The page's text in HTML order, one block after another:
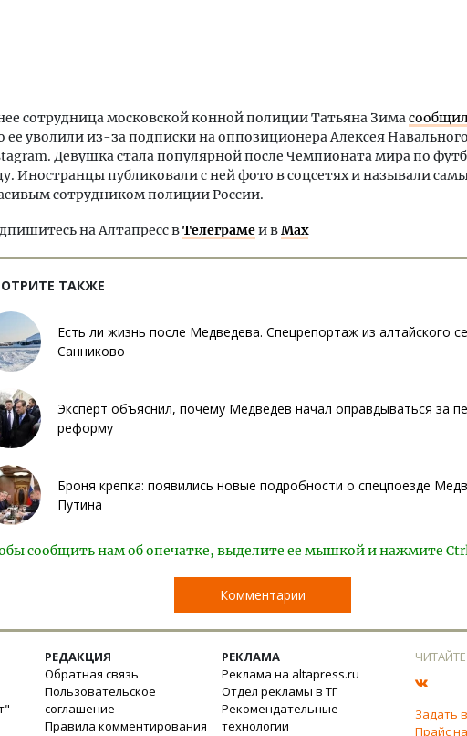
сотрудница московской конной полиции Татьяна Зима
ее уволили из-за подписки на оппозиционера Алексея
Девушка стала популярной после Чемпионата мира по
Иностранцы публиковали с ней фото в соцсетях и называли
сотрудником полиции России.
на Алтапресс вТелеграмеи вMax
ТАКЖЕ
Есть ли жизнь после Медведева. Спецрепортаж из алтайского
Санниково
Эксперт объяснил, почему Медведев начал оправдываться за
реформу
Броня крепка: появились новые подробности о спецпоезде
Путина
сообщить нам об опечатке, выделите ее мышкой и нажмите
Комментарии
РЕДАКЦИЯ
Обратная связь
Пользовательское
соглашение
Правила комментирования
РЕКЛАМА
Реклама на altapress.ru
Отдел рекламы в ТГ
Рекомендательные
технологии
Задать
Прайс